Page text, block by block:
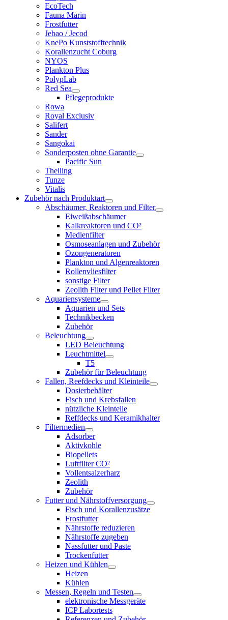
EcoTech
Fauna Marin
Frostfutter
Jebao / Jecod
KnePo Kunststofftechnik
Korallenzucht Coburg
NYOS
Plankton Plus
PolypLab
Red Sea
Pflegeprodukte
Rowa
Royal Exclusiv
Salifert
Sander
Sangokai
Sonderposten ohne Garantie
Pacific Sun
Theiling
Tunze
Vitalis
Zubehör nach Produktart
Abschäumer, Reaktoren und Filter
Eiweißabschäumer
Kalkreaktoren und CO²
Medienfilter
Osmoseanlagen und Zubehör
Ozongeneratoren
Plankton und Algenreaktoren
Rollenvliesfilter
sonstige Filter
Zeolith Filter und Pellet Filter
Aquariensysteme
Aquarien und Sets
Technikbecken
Zubehör
Beleuchtung
LED Beleuchtung
Leuchtmittel
T5
Zubehör für Beleuchtung
Fallen, Reefdecks und Kleinteile
Dosierbehälter
Fisch und Krebsfallen
nützliche Kleinteile
Reffdecks und Keramikhalter
Filtermedien
Adsorber
Aktivkohle
Biopellets
Luftfilter CO²
Vollentsalzerharz
Zeolith
Zubehör
Futter und Nährstoffversorgung
Fisch und Korallenzusätze
Frostfutter
Nährstoffe reduzieren
Nährstoffe zugeben
Nassfutter und Paste
Trockenfutter
Heizen und Kühlen
Heizen
Kühlen
Messen, Regeln und Testen
elektronische Messgeräte
ICP Labortests